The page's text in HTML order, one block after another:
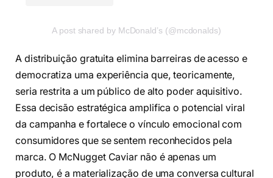
A post shared by McDonald’s (@mcdonalds)
A distribuição gratuita elimina barreiras de acesso e
democratiza uma experiência que, teoricamente,
seria restrita a um público de alto poder aquisitivo.
Essa decisão estratégica amplifica o potencial viral
da campanha e fortalece o vínculo emocional com
consumidores que se sentem reconhecidos pela
marca. O McNugget Caviar não é apenas um
produto, é a materialização de uma conversa cultural